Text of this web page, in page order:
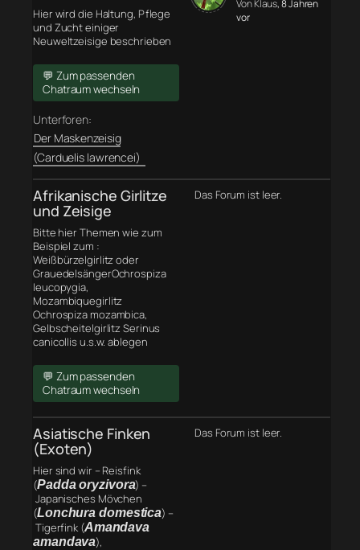
Hier wird die Haltung, Pflege
und Zucht einiger
Neuweltzeisige beschrieben
💬 Zum passenden
Chatraum wechseln
Unterforen:
Der Maskenzeisig
(Carduelis lawrencei)
Von Klaus, 8 Jahren
vor
Afrikanische Girlitze
und Zeisige
Bitte hier Themen wie zum
Beispiel zum :
Weißbürzelgirlitz oder
GrauedelsängerOchrospiza
leucopygia,
Mozambiquegirlitz
Ochrospiza mozambica,
Gelbscheitelgirlitz Serinus
canicollis u.s.w. ablegen
💬 Zum passenden
Chatraum wechseln
Das Forum ist leer.
Asiatische Finken
(Exoten)
Hier sind wir – Reisfink
(Padda oryzivora) –
Japanisches Mövchen
(Lonchura domestica) –
Tigerfink (Amandava
amandava),
Das Forum ist leer.